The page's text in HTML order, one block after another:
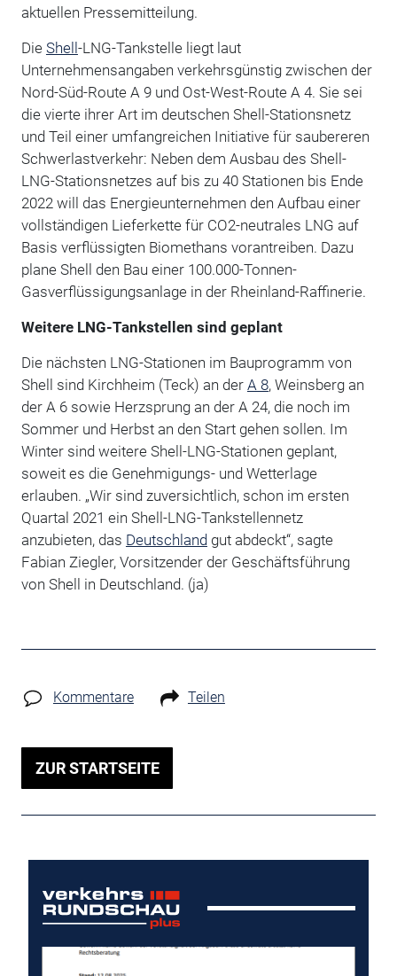
aktuellen Pressemitteilung.
Die Shell-LNG-Tankstelle liegt laut
Unternehmensangaben verkehrsgünstig zwischen der
Nord-Süd-Route A 9 und Ost-West-Route A 4. Sie sei
die vierte ihrer Art im deutschen Shell-Stationsnetz
und Teil einer umfangreichen Initiative für saubereren
Schwerlastverkehr: Neben dem Ausbau des Shell-
LNG-Stationsnetzes auf bis zu 40 Stationen bis Ende
2022 will das Energieunternehmen den Aufbau einer
vollständigen Lieferkette für CO2-neutrales LNG auf
Basis verflüssigten Biomethans vorantreiben. Dazu
plane Shell den Bau einer 100.000-Tonnen-
Gasverflüssigungsanlage in der Rheinland-Raffinerie.
Weitere LNG-Tankstellen sind geplant
Die nächsten LNG-Stationen im Bauprogramm von
Shell sind Kirchheim (Teck) an der A 8, Weinsberg an
der A 6 sowie Herzsprung an der A 24, die noch im
Sommer und Herbst an den Start gehen sollen. Im
Winter sind weitere Shell-LNG-Stationen geplant,
soweit es die Genehmigungs- und Wetterlage
erlauben. „Wir sind zuversichtlich, schon im ersten
Quartal 2021 ein Shell-LNG-Tankstellennetz
anzubieten, das Deutschlandgut abdeckt“, sagte
Fabian Ziegler, Vorsitzender der Geschäftsführung
von Shell in Deutschland. (ja)
Kommentare Teilen
ZUR STARTSEITE